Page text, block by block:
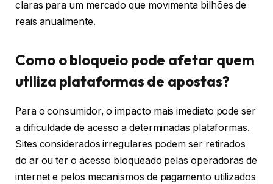
claras para um mercado que movimenta bilhões de
reais anualmente.
Como o bloqueio pode afetar quem
utiliza plataformas de apostas?
Para o consumidor, o impacto mais imediato pode ser
a dificuldade de acesso a determinadas plataformas.
Sites considerados irregulares podem ser retirados
do ar ou ter o acesso bloqueado pelas operadoras de
internet e pelos mecanismos de pagamento utilizados